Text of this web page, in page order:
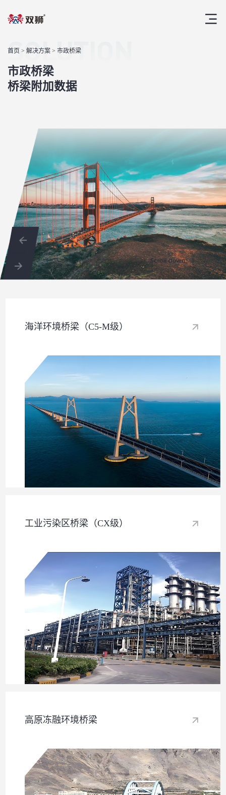
首页 > 解决方案 > 市政桥梁
SOLUTION
市政桥梁
桥梁附加数据
海洋环境桥梁（C5-M级）​
工业污染区桥梁（CX级）​
高原冻融环境桥梁